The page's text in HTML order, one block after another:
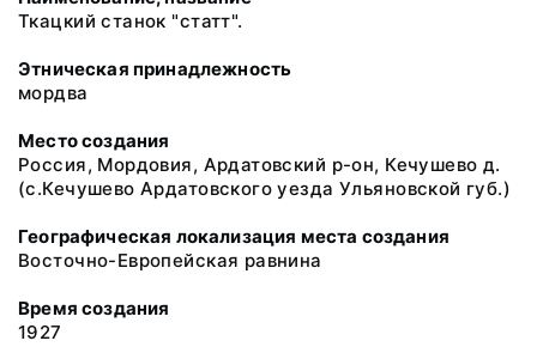
Ткацкий станок "статт".
Этническая принадлежность
мордва
Место создания
Россия, Мордовия, Ардатовский р-он, Кечушево д.
(с.Кечушево Ардатовского уезда Ульяновской губ.)
Географическая локализация места создания
Восточно-Европейская равнина
Время создания
1927